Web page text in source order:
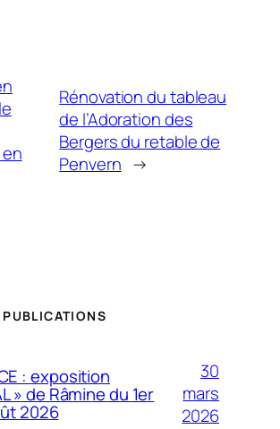
Rénovation du tableau
de l’Adoration des
Bergers du retable de
Penvern →
: exposition
» de Râmine du 1er
2026
30
mars
2026